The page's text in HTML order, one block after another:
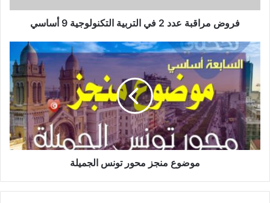
أساسي
فروض مراقبة عدد 2 في التربية التكنولوجية 9 أساسي
موضوع
منجز
محور
تونس
الجميلة
موضوع منجز محور تونس الجميلة